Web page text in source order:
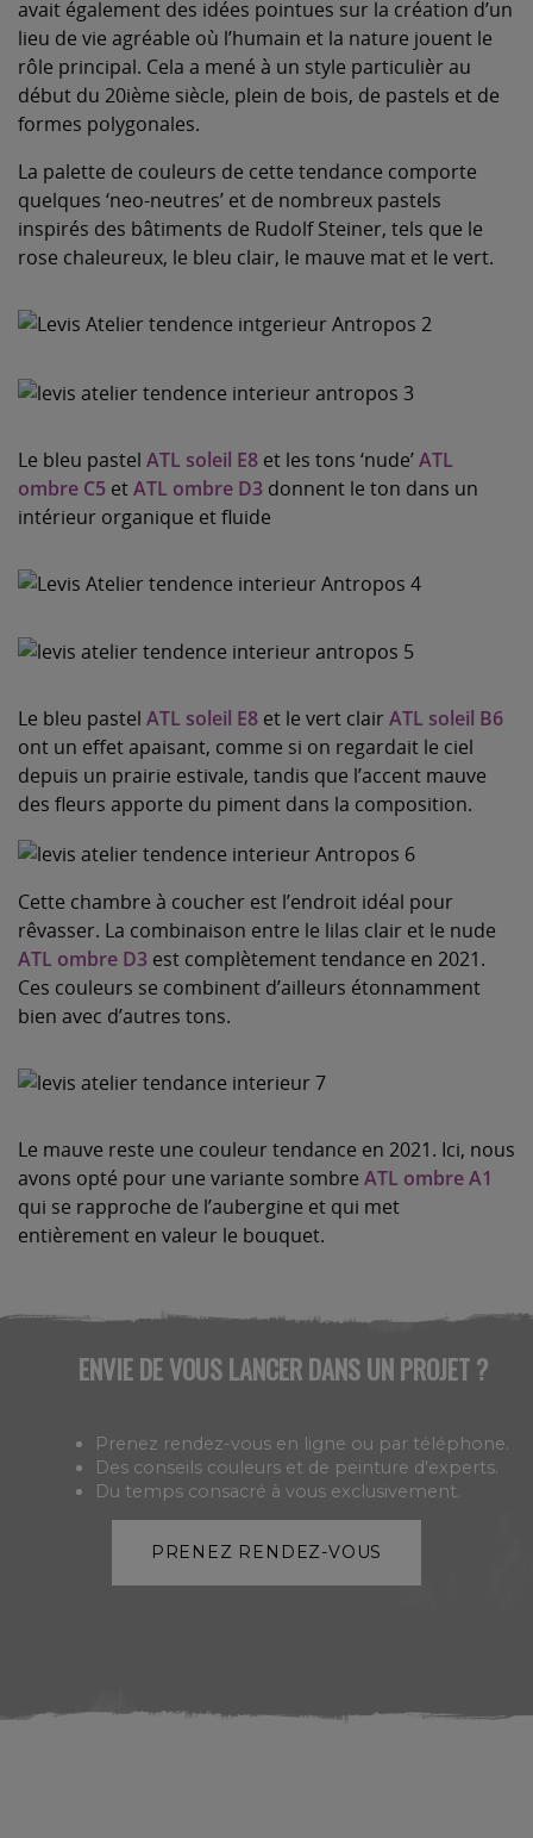
avait également des idées pointues sur la création d’un
lieu de vie agréable où l’humain et la nature jouent le
rôle principal. Cela a mené à un style particulièr au
début du 20ième siècle, plein de bois, de pastels et de
formes polygonales.
La palette de couleurs de cette tendance comporte
quelques ‘neo-neutres’ et de nombreux pastels
inspirés des bâtiments de Rudolf Steiner, tels que le
rose chaleureux, le bleu clair, le mauve mat et le vert.
Le bleu pastel ATL soleil E8 et les tons ‘nude’ATL
ombre C5 etATL ombre D3 donnent le ton dans un
intérieur organique et fluide
Le bleu pastel ATL soleil E8 et le vert clairATL soleil B6
ont un effet apaisant, comme si on regardait le ciel
depuis un prairie estivale, tandis que l’accent mauve
des fleurs apporte du piment dans la composition.
Cette chambre à coucher est l’endroit idéal pour
rêvasser. La combinaison entre le lilas clair et le nude
ATL ombre D3 est complètement tendance en 2021.
Ces couleurs se combinent d’ailleurs étonnamment
bien avec d’autres tons.
Le mauve reste une couleur tendance en 2021. Ici, nous
avons opté pour une variante sombre ATL ombre A1
qui se rapproche de l’aubergine et qui met
entièrement en valeur le bouquet.
ENVIE DE VOUS LANCER DANS UN PROJET ?
Prenez rendez-vous en ligne ou par téléphone.
Des conseils couleurs et de peinture d'experts.
Du temps consacré à vous exclusivement.
PRENEZ RENDEZ-VOUS